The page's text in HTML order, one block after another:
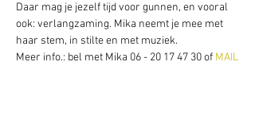
Daar mag je jezelf tijd voor gunnen, en vooral
ook: verlangzaming. Mika neemt je mee met
haar stem, in stilte en met muziek.
Meer info.: bel met Mika 06 - 20 17 47 30 of MAIL